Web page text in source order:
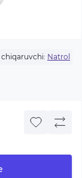
chiqaruvchi: Natrol